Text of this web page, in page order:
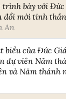
bày với Đức
đổi mới tinh
An
biểu của Đức
dự viên Năm
và Năm thánh